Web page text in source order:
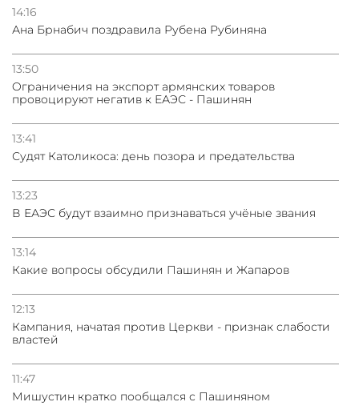
14:16
Ана Брнабич поздравила Рубена Рубиняна
13:50
Oграничения на экспорт армянских товаров
провоцируют негатив к ЕАЭС - Пашинян
13:41
Судят Католикоса: день позора и предательства
13:23
В ЕАЭС будут взаимно признаваться учёные звания
13:14
Какие вопросы обсудили Пашинян и Жапаров
12:13
Кампания, начатая против Церкви - признак слабости
властей
11:47
Мишустин кратко пообщался с Пашиняном